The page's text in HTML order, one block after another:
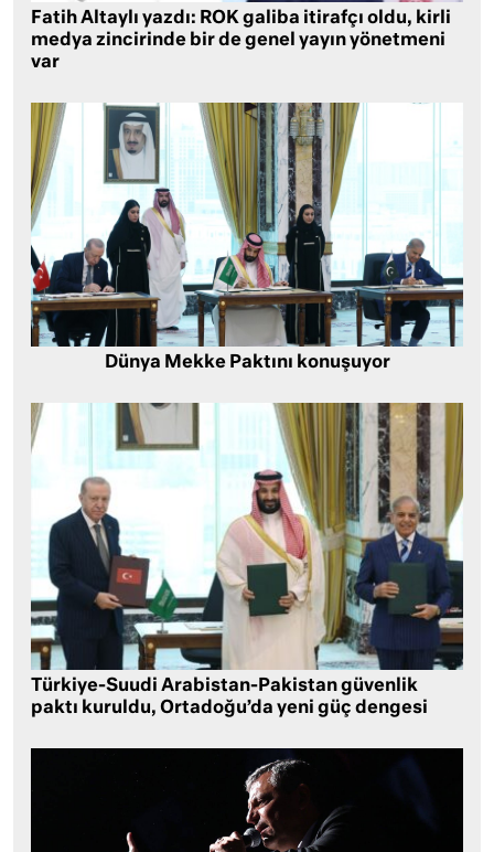
Fatih Altaylı yazdı: ROK galiba itirafçı oldu, kirli
medya zincirinde bir de genel yayın yönetmeni
var
Dünya Mekke Paktını konuşuyor
Türkiye-Suudi Arabistan-Pakistan güvenlik
paktı kuruldu, Ortadoğu’da yeni güç dengesi